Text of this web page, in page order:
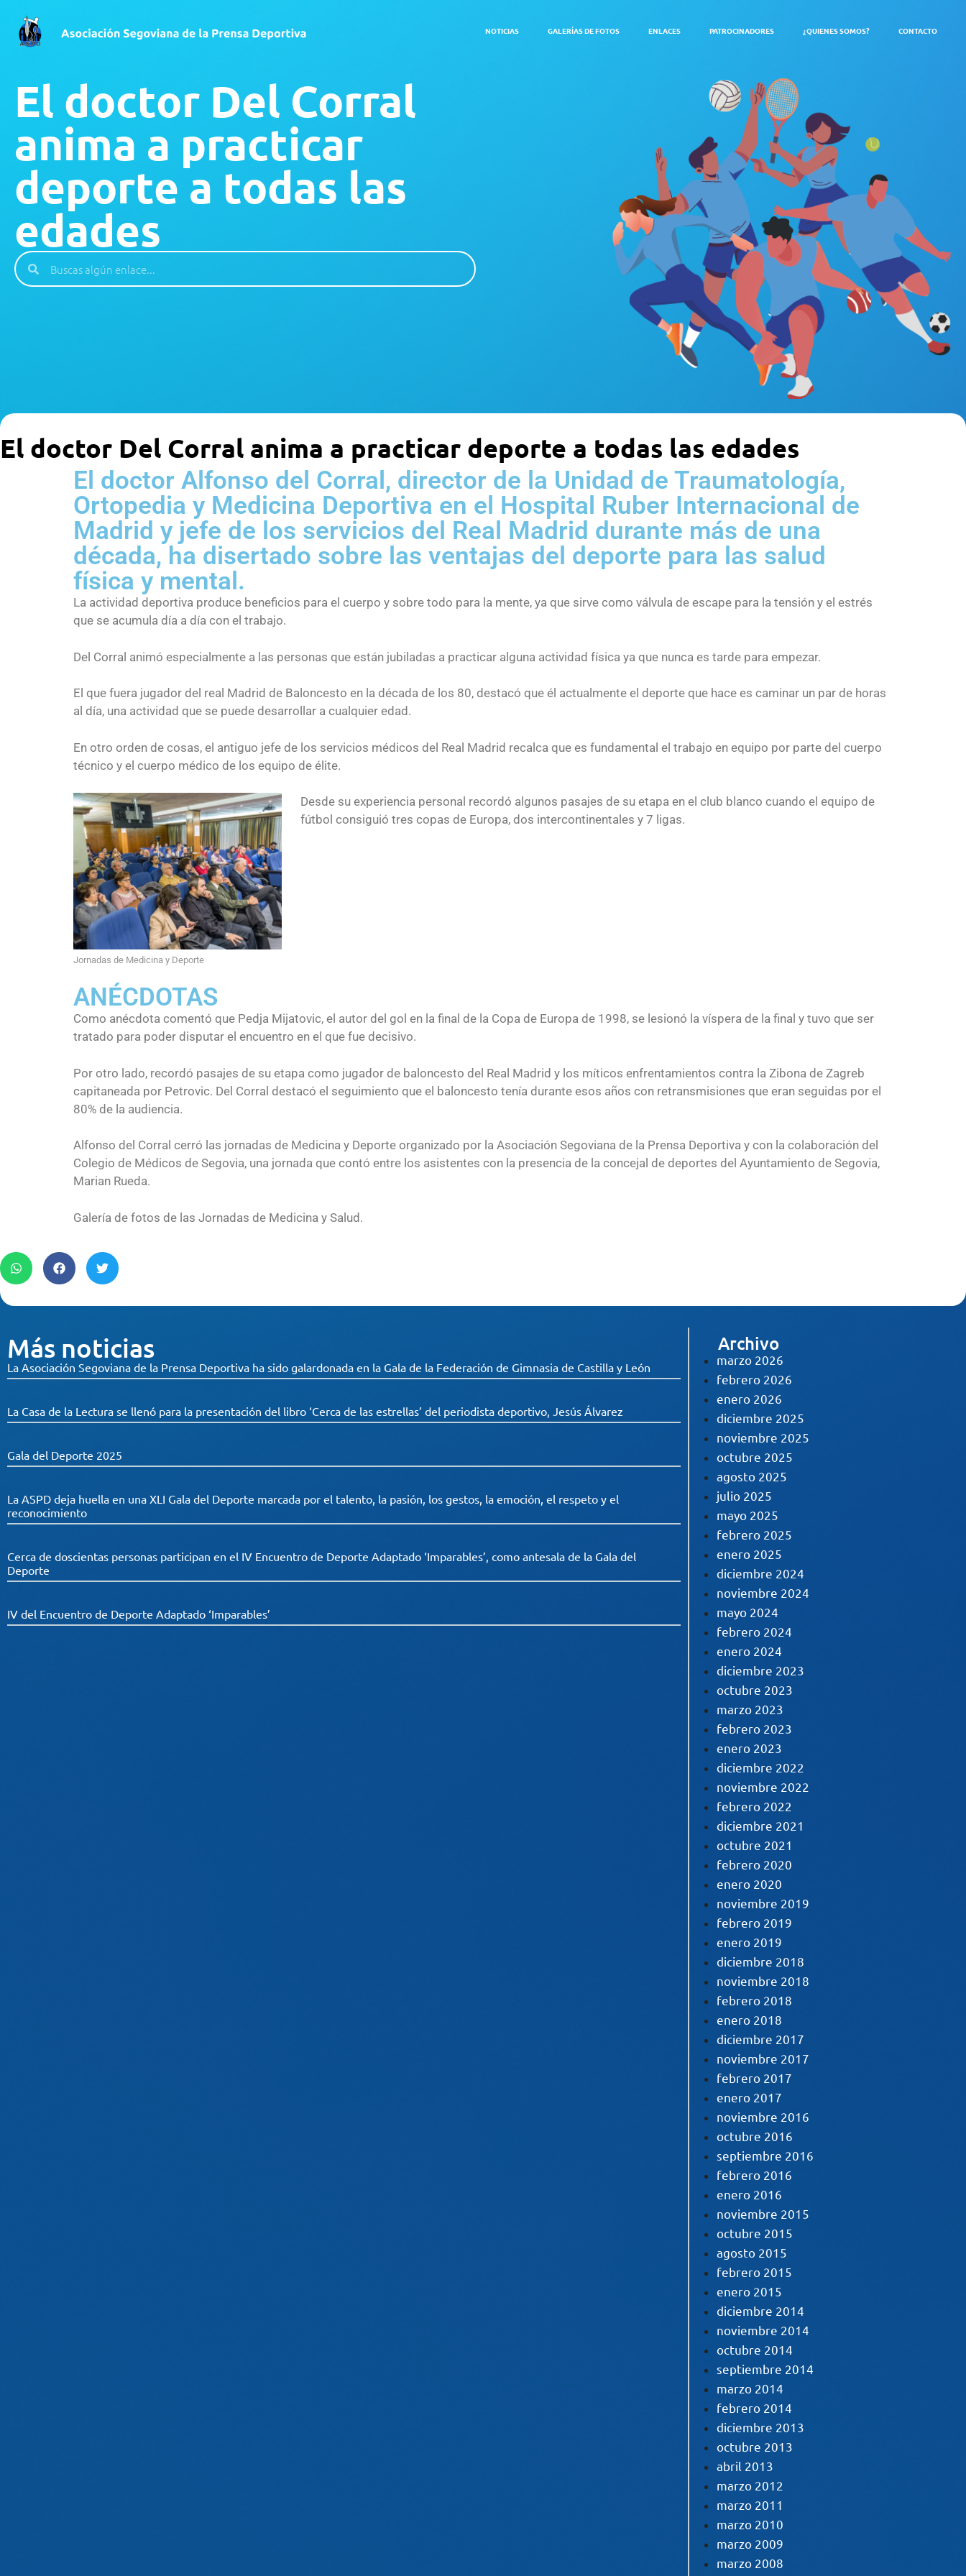
NOTICIAS GALERÍAS DE FOTOS ENLACES PATROCINADORES ¿QUIENES SOMOS? CONTACTO
El doctor Del Corral
anima a practicar
deporte a todas las
edades
El doctor Del Corral anima a practicar deporte a todas las edades
El doctor Alfonso del Corral, director de la Unidad de Traumatología,
Ortopedia y Medicina Deportiva en el Hospital Ruber Internacional de
Madrid y jefe de los servicios del Real Madrid durante más de una
década, ha disertado sobre las ventajas del deporte para las salud
física y mental.
La actividad deportiva produce beneficios para el cuerpo y sobre todo para la mente, ya que sirve como válvula de escape para la tensión y el estrés
que se acumula día a día con el trabajo.
Del Corral animó especialmente a las personas que están jubiladas a practicar alguna actividad física ya que nunca es tarde para empezar.
El que fuera jugador del real Madrid de Baloncesto en la década de los 80, destacó que él actualmente el deporte que hace es caminar un par de horas
al día, una actividad que se puede desarrollar a cualquier edad.
En otro orden de cosas, el antiguo jefe de los servicios médicos del Real Madrid recalca que es fundamental el trabajo en equipo por parte del cuerpo
técnico y el cuerpo médico de los equipo de élite.
Jornadas de Medicina y Deporte
Desde su experiencia personal recordó algunos pasajes de su etapa en el club blanco cuando el equipo de
fútbol consiguió tres copas de Europa, dos intercontinentales y 7 ligas.
ANÉCDOTAS
Como anécdota comentó que Pedja Mijatovic, el autor del gol en la final de la Copa de Europa de 1998, se lesionó la víspera de la final y tuvo que ser
tratado para poder disputar el encuentro en el que fue decisivo.
Por otro lado, recordó pasajes de su etapa como jugador de baloncesto del Real Madrid y los míticos enfrentamientos contra la Zibona de Zagreb
capitaneada por Petrovic. Del Corral destacó el seguimiento que el baloncesto tenía durante esos años con retransmisiones que eran seguidas por el
80% de la audiencia.
Alfonso del Corral cerró las jornadas de Medicina y Deporte organizado por la Asociación Segoviana de la Prensa Deportiva y con la colaboración del
Colegio de Médicos de Segovia, una jornada que contó entre los asistentes con la presencia de la concejal de deportes del Ayuntamiento de Segovia,
Marian Rueda.
Galería de fotos de las Jornadas de Medicina y Salud.
Más noticias
La Asociación Segoviana de la Prensa Deportiva ha sido galardonada en la Gala de la Federación de Gimnasia de Castilla y León
La Casa de la Lectura se llenó para la presentación del libro ‘Cerca de las estrellas’ del periodista deportivo, Jesús Álvarez
Gala del Deporte 2025
La ASPD deja huella en una XLI Gala del Deporte marcada por el talento, la pasión, los gestos, la emoción, el respeto y el
reconocimiento
Cerca de doscientas personas participan en el IV Encuentro de Deporte Adaptado ‘Imparables’, como antesala de la Gala del
Deporte
IV del Encuentro de Deporte Adaptado ‘Imparables’
Archivo
marzo 2026
febrero 2026
enero 2026
diciembre 2025
noviembre 2025
octubre 2025
agosto 2025
julio 2025
mayo 2025
febrero 2025
enero 2025
diciembre 2024
noviembre 2024
mayo 2024
febrero 2024
enero 2024
diciembre 2023
octubre 2023
marzo 2023
febrero 2023
enero 2023
diciembre 2022
noviembre 2022
febrero 2022
diciembre 2021
octubre 2021
febrero 2020
enero 2020
noviembre 2019
febrero 2019
enero 2019
diciembre 2018
noviembre 2018
febrero 2018
enero 2018
diciembre 2017
noviembre 2017
febrero 2017
enero 2017
noviembre 2016
octubre 2016
septiembre 2016
febrero 2016
enero 2016
noviembre 2015
octubre 2015
agosto 2015
febrero 2015
enero 2015
diciembre 2014
noviembre 2014
octubre 2014
septiembre 2014
marzo 2014
febrero 2014
diciembre 2013
octubre 2013
abril 2013
marzo 2012
marzo 2011
marzo 2010
marzo 2009
marzo 2008